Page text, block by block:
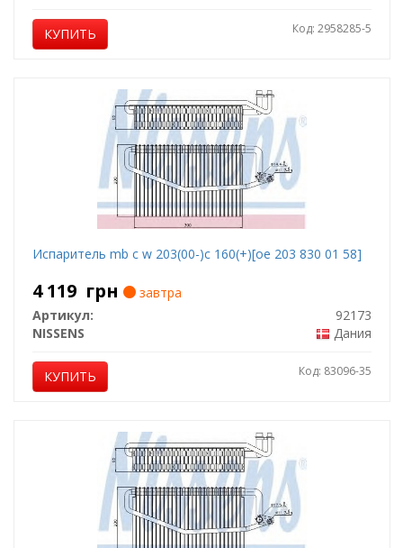
КУПИТЬ Код: 2958285-5
Испаритель mb c w 203(00-)c 160(+)[oe 203 830 01 58]
4 119 грн
завтра
Артикул:
92173
NISSENS
Дания
КУПИТЬ Код: 83096-35